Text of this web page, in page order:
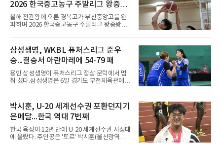
화했다. 이후 일본 대표로 월드컵에 나서 선발 2
경기를 포함해 3경기를 뛰며 감각을 끌어올렸
다.구단의 판단은 신중했다. 크리스털 팰리스는
기량을 확신하면서도 부상
2026 한국중고농구 주말리그 왕중왕
전 첫 승 신고
올해 전관왕에 오른 경복고가 부산중앙고를 완
파하며 2026 한국중고농구 주말리그 왕중왕전
해남 우슬체육관에서 열린 대회 남고부 예선리
그 H조 1차전에서 부산중앙고를 98-76으로 제
압했다. 박지오가 26점, 김호원이 22점, 정우진
이 19점을 올리는 등 삼각편대의 고른 활약이 승
리를 이끌었다.경복고는 경기 초반부터 박지오
와 김호원의 내·외곽포가 고르게 터지며 주도권
을 잡았다. 전반을 40-34로 앞선 경복고는 후반
다.B조에서는 용산고가 안양고를 98-71로 꺾고
대회 2연승을 달렸다.한편 남중
삼성생명, WKBL 퓨처스리그 준우
승...결승서 아란마레에 54-79 패
용인 삼성생명이 퓨처스리그 정상 문턱에서 멈
춰 섰다.삼성생명은 6일 경기도 부천체육관에서
서 일본여자프로농구 2부 리그 아란마레에 54-
79로 졌다. 이다연이 14점을 넣었으나 20점 9리
바운드를 기록한 바이 쿰바 디야산을 앞세운 상
대를 넘지 못했다.이번 대회에 처음 출전한 아란
마레는 조별리그부터 결승까지 6전 전승을 거뒀
고, 디야산이 최우수선수(MVP)로 뽑혔다.
박시훈, U-20 세계선수권 포환던지기
은메달...한국 역대 7번째
한국 육상이 12년 만에 U-20 세계선수권 시상대
에 올랐다. 주인공은 '토르' 박시훈(울산광역시)